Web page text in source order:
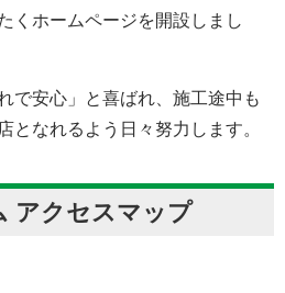
くホームページを開設しまし
で安心」と喜ばれ、施工途中も
となれるよう日々努力します。
アクセスマップ